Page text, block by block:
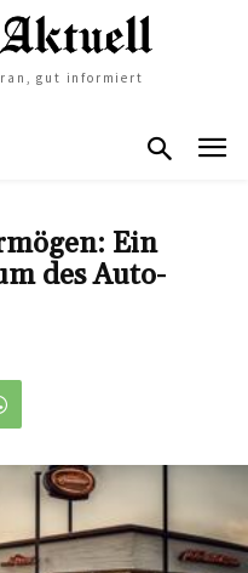
gut informiert
Ein
des Auto-